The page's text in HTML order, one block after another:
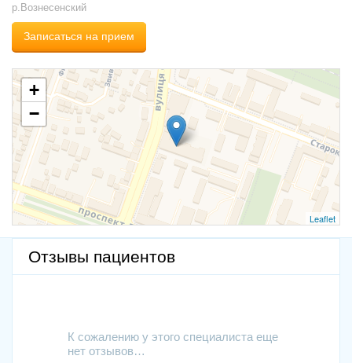
р.Вознесенский
Записаться на прием
+
−
Leaflet
Отзывы пациентов
К сожалению у этого специалиста еще
нет отзывов…